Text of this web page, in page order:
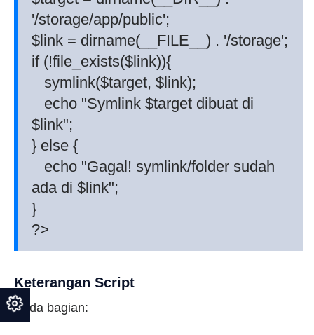
'/storage/app/public';
$link = dirname(__FILE__) . '/storage';
if (!file_exists($link)){
symlink($target, $link);
echo "Symlink $target dibuat di
$link";
} else {
echo "Gagal! symlink/folder sudah
ada di $link";
}
?>
Keterangan Script
Pada bagian: